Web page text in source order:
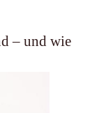
– und wie